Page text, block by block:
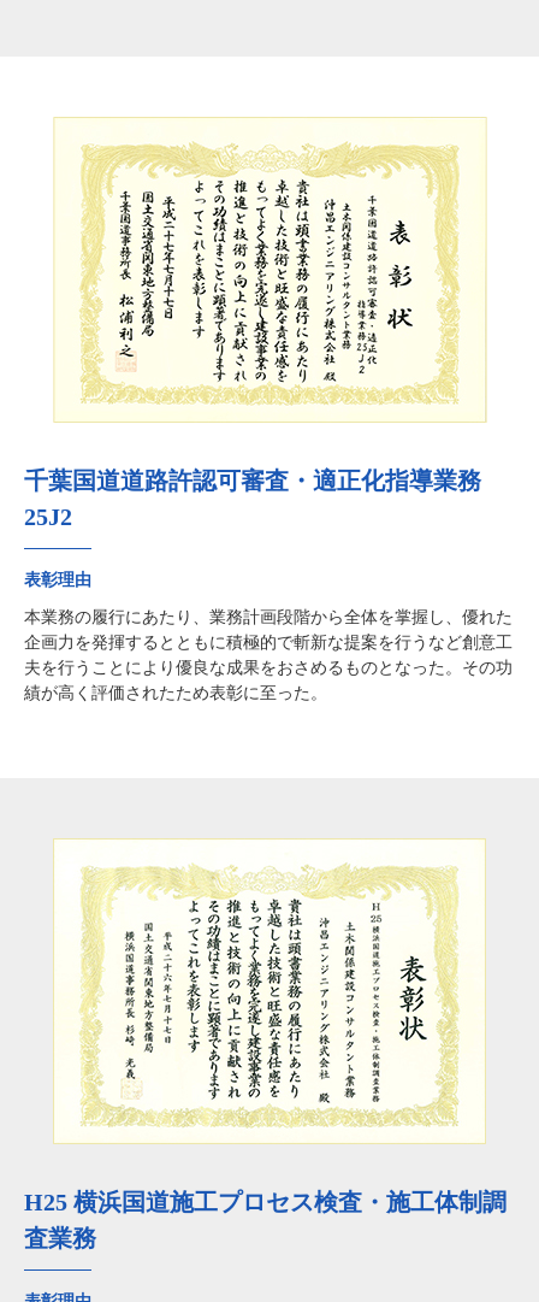
千葉国道道路許認可審査・適正化指導業務
25J2
表彰理由
本業務の履行にあたり、業務計画段階から全体を掌握し、優れた
企画力を発揮するとともに積極的で斬新な提案を行うなど創意工
夫を行うことにより優良な成果をおさめるものとなった。その功
績が高く評価されたため表彰に至った。
H25 横浜国道施工プロセス検査・施工体制調
査業務